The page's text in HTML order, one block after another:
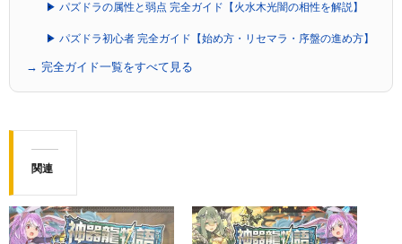
▶ パズドラの属性と弱点 完全ガイド【火水木光闇の相性を解説】
▶ パズドラ初心者 完全ガイド【始め方・リセマラ・序盤の進め方】
→ 完全ガイド一覧をすべて見る
関連